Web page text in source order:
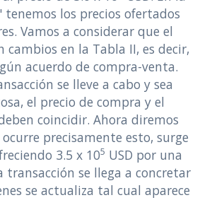
los precios ofertados
Vamos a considerar que el
en la Tabla II, es decir,
acuerdo de compra-venta.
se lleve a cabo y sea
el precio de compra y el
coincidir. Ahora diremos
precisamente esto, surge
3.5 x 105 USD por una
transacción se llega a concretar
se actualiza tal cual aparece